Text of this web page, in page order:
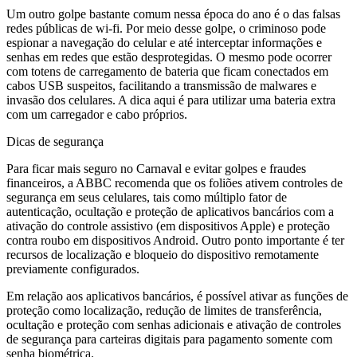
Um outro golpe bastante comum nessa época do ano é o das falsas
redes públicas de wi-fi. Por meio desse golpe, o criminoso pode
espionar a navegação do celular e até interceptar informações e
senhas em redes que estão desprotegidas. O mesmo pode ocorrer
com totens de carregamento de bateria que ficam conectados em
cabos USB suspeitos, facilitando a transmissão de malwares e
invasão dos celulares. A dica aqui é para utilizar uma bateria extra
com um carregador e cabo próprios.
Dicas de segurança
Para ficar mais seguro no Carnaval e evitar golpes e fraudes
financeiros, a ABBC recomenda que os foliões ativem controles de
segurança em seus celulares, tais como múltiplo fator de
autenticação, ocultação e proteção de aplicativos bancários com a
ativação do controle assistivo (em dispositivos Apple) e proteção
contra roubo em dispositivos Android. Outro ponto importante é ter
recursos de localização e bloqueio do dispositivo remotamente
previamente configurados.
Em relação aos aplicativos bancários, é possível ativar as funções de
proteção como localização, redução de limites de transferência,
ocultação e proteção com senhas adicionais e ativação de controles
de segurança para carteiras digitais para pagamento somente com
senha biométrica.